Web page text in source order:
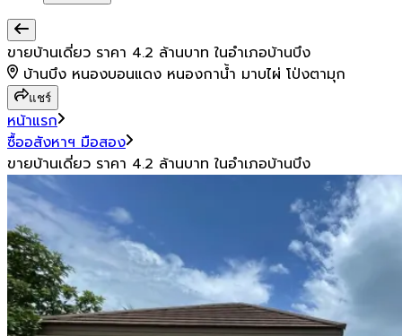
ขายบ้านเดี่ยว ราคา 4.2 ล้านบาท ในอำเภอบ้านบึง
บ้านบึง หนองบอนแดง หนองกาน้ำ มาบไผ่ โป่งตามุก
แชร์
หน้าแรก
ซื้ออสังหาฯ มือสอง
ขายบ้านเดี่ยว ราคา 4.2 ล้านบาท ในอำเภอบ้านบึง